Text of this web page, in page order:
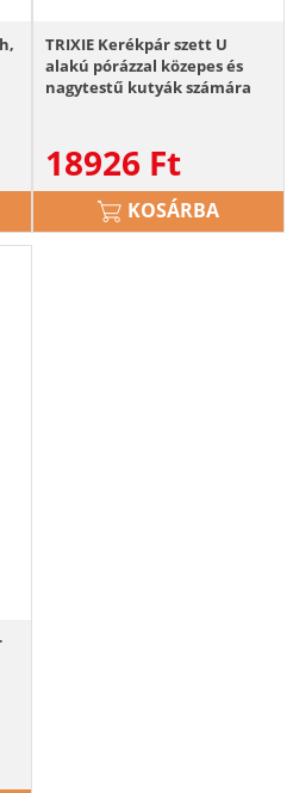
TRIXIE Kerékpár szett U
alakú pórázzal közepes és
nagytestű kutyák számára
18926 Ft
KOSÁRBA